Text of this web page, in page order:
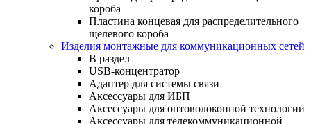
короба
Пластина концевая для распределительного
щелевого короба
Изделия монтажные для коммуникационных сетей
В раздел
USB-концентратор
Адаптер для системы связи
Аксессуары для ИБП
Аксессуары для оптоволоконной технологии
Аксессуары для телекоммуникационной